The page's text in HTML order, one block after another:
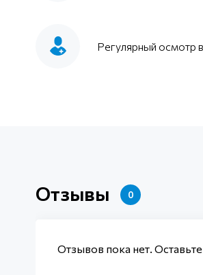
Регулярный осмотр
Отзывы 0
Отзывов пока нет.